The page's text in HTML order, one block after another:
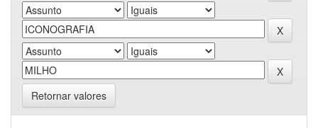
Retornar valores